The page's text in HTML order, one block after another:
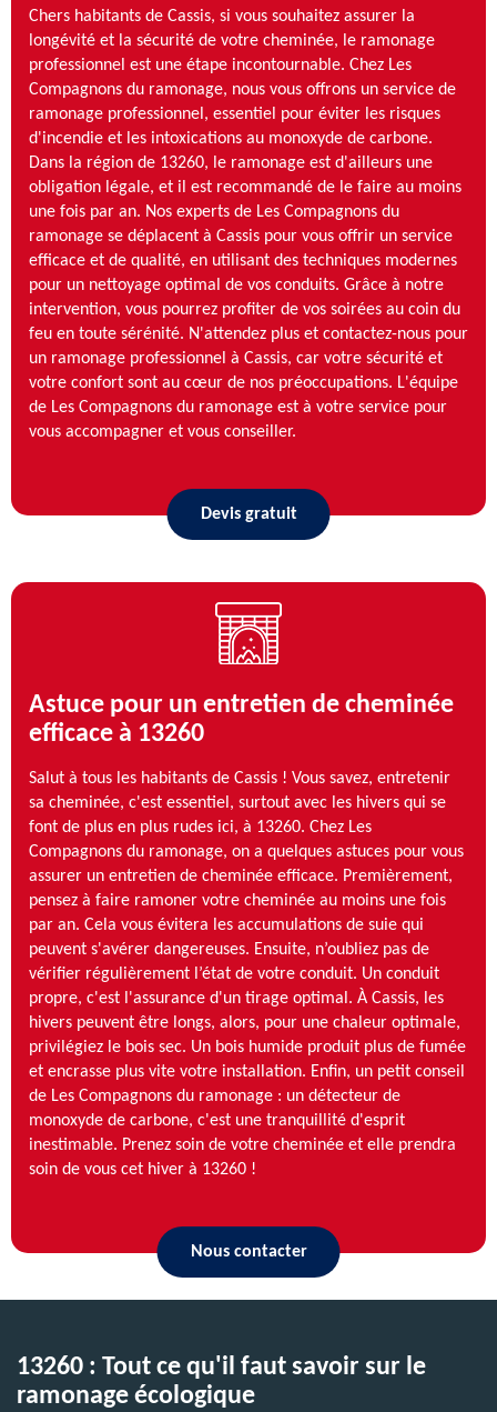
Chers habitants de Cassis, si vous souhaitez assurer la
longévité et la sécurité de votre cheminée, le ramonage
professionnel est une étape incontournable. Chez Les
Compagnons du ramonage, nous vous offrons un service de
ramonage professionnel, essentiel pour éviter les risques
d'incendie et les intoxications au monoxyde de carbone.
Dans la région de 13260, le ramonage est d'ailleurs une
obligation légale, et il est recommandé de le faire au moins
une fois par an. Nos experts de Les Compagnons du
ramonage se déplacent à Cassis pour vous offrir un service
efficace et de qualité, en utilisant des techniques modernes
pour un nettoyage optimal de vos conduits. Grâce à notre
intervention, vous pourrez profiter de vos soirées au coin du
feu en toute sérénité. N'attendez plus et contactez-nous pour
un ramonage professionnel à Cassis, car votre sécurité et
votre confort sont au cœur de nos préoccupations. L'équipe
de Les Compagnons du ramonage est à votre service pour
vous accompagner et vous conseiller.
Devis gratuit
Astuce pour un entretien de cheminée
efficace à 13260
Salut à tous les habitants de Cassis ! Vous savez, entretenir
sa cheminée, c'est essentiel, surtout avec les hivers qui se
font de plus en plus rudes ici, à 13260. Chez Les
Compagnons du ramonage, on a quelques astuces pour vous
assurer un entretien de cheminée efficace. Premièrement,
pensez à faire ramoner votre cheminée au moins une fois
par an. Cela vous évitera les accumulations de suie qui
peuvent s'avérer dangereuses. Ensuite, n’oubliez pas de
vérifier régulièrement l’état de votre conduit. Un conduit
propre, c'est l'assurance d'un tirage optimal. À Cassis, les
hivers peuvent être longs, alors, pour une chaleur optimale,
privilégiez le bois sec. Un bois humide produit plus de fumée
et encrasse plus vite votre installation. Enfin, un petit conseil
de Les Compagnons du ramonage : un détecteur de
monoxyde de carbone, c'est une tranquillité d'esprit
inestimable. Prenez soin de votre cheminée et elle prendra
soin de vous cet hiver à 13260 !
Nous contacter
13260 : Tout ce qu'il faut savoir sur le
ramonage écologique